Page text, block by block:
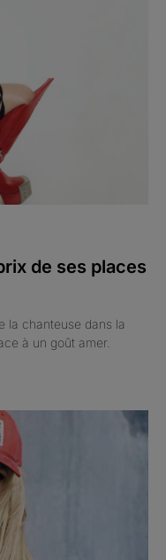
de ses places
la chanteuse dans la
à un goût amer.